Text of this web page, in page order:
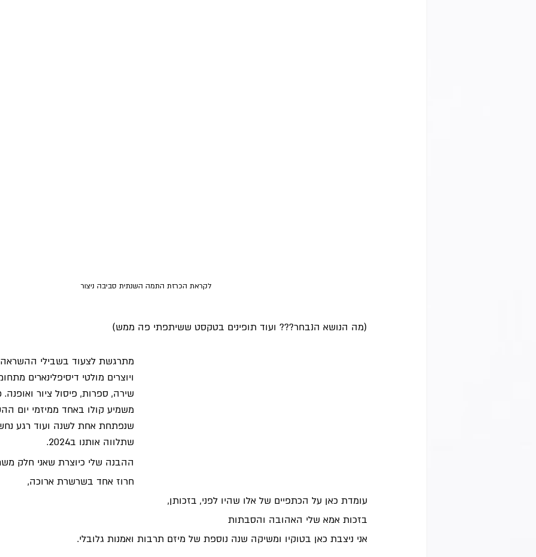
לקראת הכרזת התמה השנתית סביבה ניצור
(מה הנושא הנבחר??? ועוד תופינים בטקסט ששיתפתי פה ממש)
מתרגשת לצעוד בשבילי ההשראה
ויוצרים מולטי דיסיפלינארים
שירה, ספרות, פיסול ציור
משמיע קולו באחד ממיזמי יום
שנפתחת אחת לשנה ועוד רגע
שתלווה אותנו ב2024.
ההבנה שלי כיוצרת שאני חלק
חרוז אחד בשרשרת ארוכה,
עומדת כאן על הכתפיים של אלו שהיו לפני, בזכותן,
בזכות אמא שלי האהובה והסבתות
אני ניצבת כאן בטוקיו ומשיקה שנה נוספת של מיזם תרבות ואמנות גלובלי.